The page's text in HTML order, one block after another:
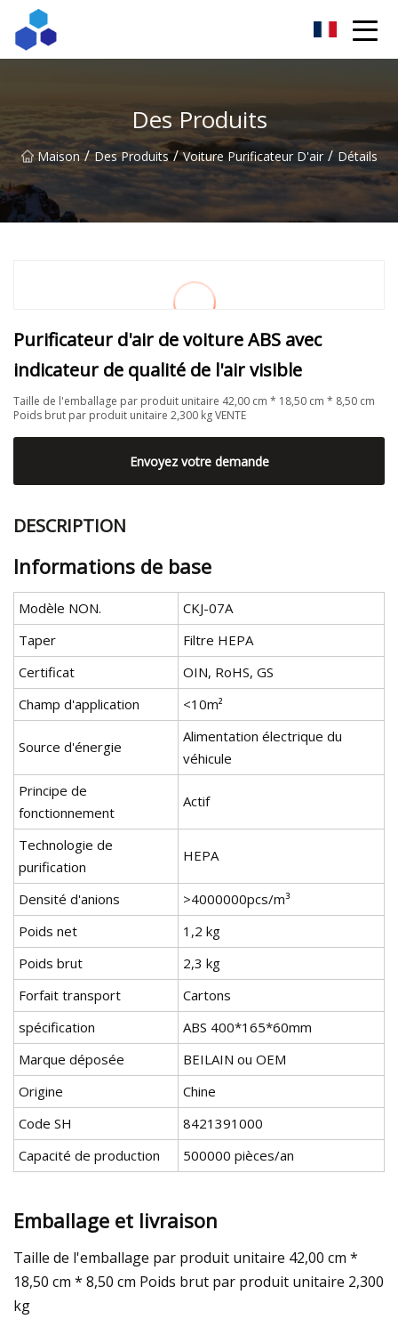
Des Produits
Maison / Des Produits / Voiture Purificateur D'air / Détails
Purificateur d'air de voiture ABS avec
indicateur de qualité de l'air visible
Taille de l'emballage par produit unitaire 42,00 cm * 18,50 cm * 8,50 cm
Poids brut par produit unitaire 2,300 kg VENTE
Envoyez votre demande
DESCRIPTION
Informations de base
Modèle NON.
CKJ-07A
Taper
Filtre HEPA
Certificat
OIN, RoHS, GS
Champ d'application
<10m²
Source d'énergie
Alimentation électrique du
véhicule
Principe de
fonctionnement
Actif
Technologie de
purification
HEPA
Densité d'anions
>4000000pcs/m³
Poids net
1,2 kg
Poids brut
2,3 kg
Forfait transport
Cartons
spécification
ABS 400*165*60mm
Marque déposée
BEILAIN ou OEM
Origine
Chine
Code SH
8421391000
Capacité de production
500000 pièces/an
Emballage et livraison
Taille de l'emballage par produit unitaire 42,00 cm *
18,50 cm * 8,50 cm Poids brut par produit unitaire 2,300
kg